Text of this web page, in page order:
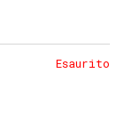
Esaurito